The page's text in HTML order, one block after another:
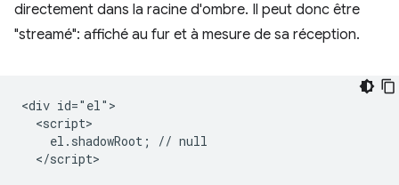
directement dans la racine d'ombre. Il peut donc être
"streamé": affiché au fur et à mesure de sa réception.
<div id="el">
  <script>
    el.shadowRoot; // null
  </script>